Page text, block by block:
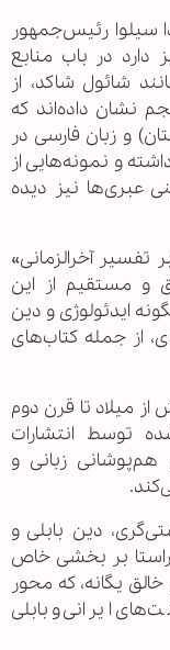
سیلوا رئیس‌جمهور
دارد در باب منابع
شائول شاکد، از
نشان داده‌اند که
و زبان فارسی در
و نمونه‌هایی از
عبری‌ها نیز دیده
تفسیر آخرالزمانی»
و مستقیم از این
ایدئولوژی و دین
از جمله کتاب‌های
از میلاد تا قرن دوم
توسط انتشارات
زبانی و
دین بابلی و
بر بخشی خاص
یگانه، که محور
ایرانی و بابلی